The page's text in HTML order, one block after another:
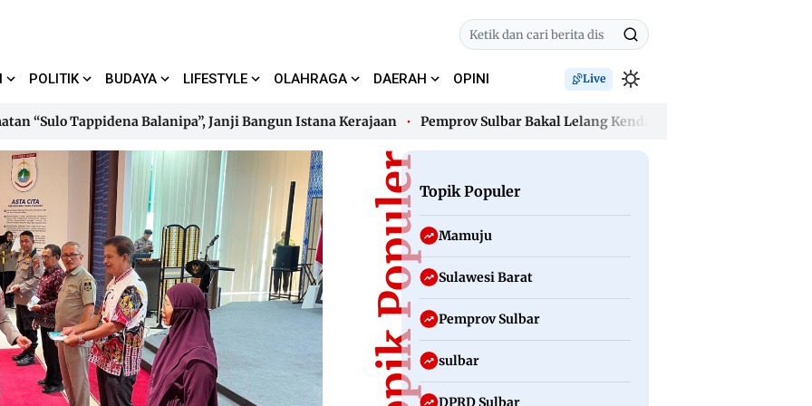
POLITIK BUDAYA LIFESTYLE OLAHRAGA DAERAH OPINI Live
Tappidena Balanipa”, Janji Bangun Istana Kerajaan Pemprov Sulbar Bakal Lelang Kendaraan Dinas dan Hapus Aset
Tappidena Balanipa”, Janji Bangun Istana Kerajaan Pemprov Sulbar Bakal Lelang Kendaraan Dinas dan Hapus Aset
Topik PopulerTopik Populer
Mamuju
Sulawesi Barat
Pemprov Sulbar
sulbar
DPRD Sulbar